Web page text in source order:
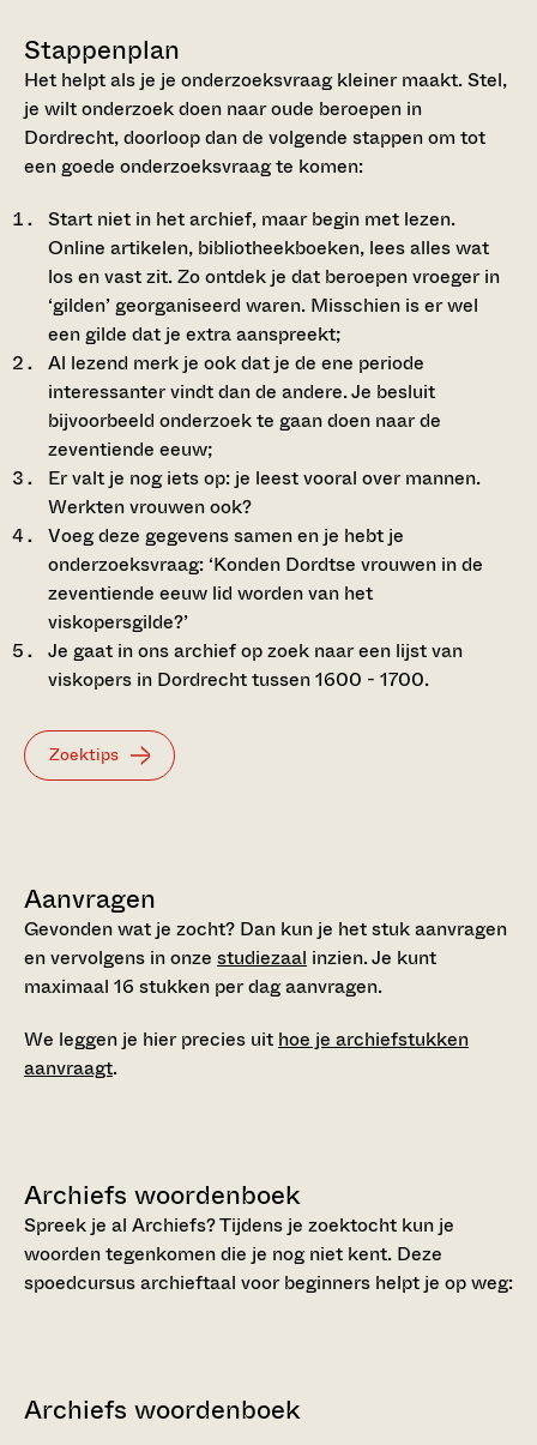
Stappenplan
Het helpt als je je onderzoeksvraag kleiner maakt. Stel,
je wilt onderzoek doen naar oude beroepen in
Dordrecht, doorloop dan de volgende stappen om tot
een goede onderzoeksvraag te komen:
Start niet in het archief, maar begin met lezen.
Online artikelen, bibliotheekboeken, lees alles wat
los en vast zit. Zo ontdek je dat beroepen vroeger in
‘gilden’ georganiseerd waren. Misschien is er wel
een gilde dat je extra aanspreekt;
Al lezend merk je ook dat je de ene periode
interessanter vindt dan de andere. Je besluit
bijvoorbeeld onderzoek te gaan doen naar de
zeventiende eeuw;
Er valt je nog iets op: je leest vooral over mannen.
Werkten vrouwen ook?
Voeg deze gegevens samen en je hebt je
onderzoeksvraag: ‘Konden Dordtse vrouwen in de
zeventiende eeuw lid worden van het
viskopersgilde?’
Je gaat in ons archief op zoek naar een lijst van
viskopers in Dordrecht tussen 1600 - 1700.
Zoektips
Aanvragen
Gevonden wat je zocht? Dan kun je het stuk aanvragen
en vervolgens in onze studiezaal inzien. Je kunt
maximaal 16 stukken per dag aanvragen.
We leggen je hier precies uit hoe je archiefstukken
aanvraagt.
Archiefs woordenboek
Spreek je al Archiefs? Tijdens je zoektocht kun je
woorden tegenkomen die je nog niet kent. Deze
spoedcursus archieftaal voor beginners helpt je op weg:
Archiefs woordenboek